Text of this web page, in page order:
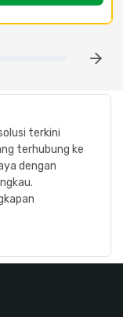
terkini
terhubung ke
dengan